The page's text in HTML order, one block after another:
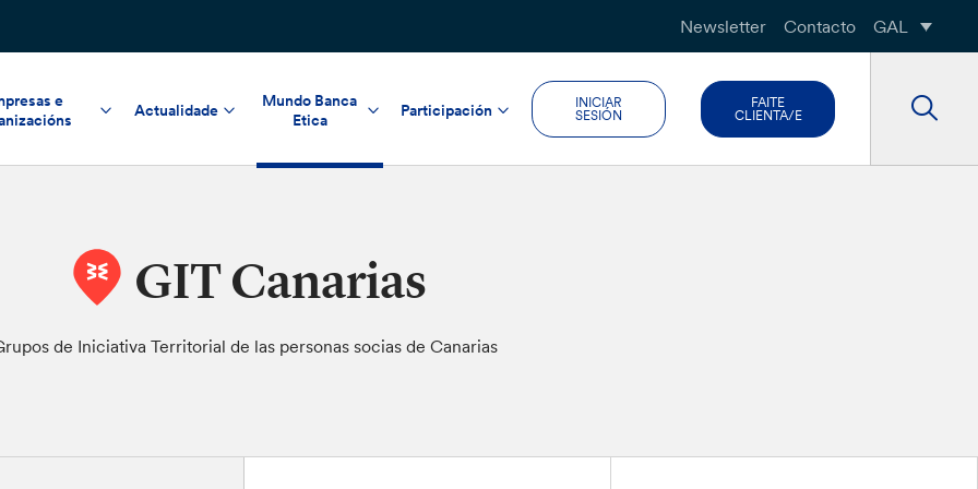
Newsletter Contacto GAL
e
Actualidade
Mundo Banca
Etica
Participación
INICIAR
SESIÓN
FAITE
CLIENTA/E
GIT Canarias
de Iniciativa Territorial de las personas socias de Canarias